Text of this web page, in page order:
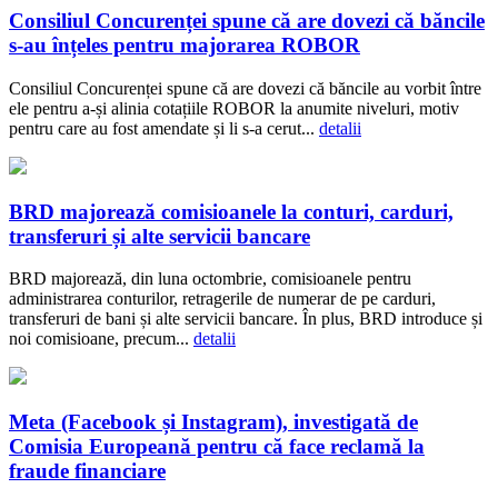
Consiliul Concurenței spune că are dovezi că băncile
s-au înțeles pentru majorarea ROBOR
Consiliul Concurenței spune că are dovezi că băncile au vorbit între
ele pentru a-și alinia cotațiile ROBOR la anumite niveluri, motiv
pentru care au fost amendate și li s-a cerut... detalii
BRD majorează comisioanele la conturi, carduri,
transferuri și alte servicii bancare
BRD majorează, din luna octombrie, comisioanele pentru
administrarea conturilor, retragerile de numerar de pe carduri,
transferuri de bani și alte servicii bancare. În plus, BRD introduce și
noi comisioane, precum... detalii
Meta (Facebook și Instagram), investigată de
Comisia Europeană pentru că face reclamă la
fraude financiare